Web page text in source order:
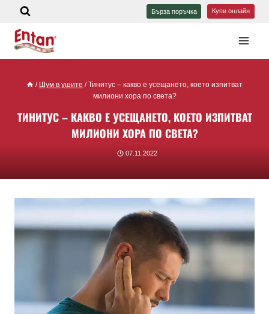
Бърза поръчка Купи онлайн
/ Шум в ушите / Тинитус – какво е усещането, което изпитват
милиони хора по света?
ТИНИТУС – КАКВО Е УСЕЩАНЕТО, КОЕТО ИЗПИТВАТ
МИЛИОНИ ХОРА ПО СВЕТА?
07.11.2022